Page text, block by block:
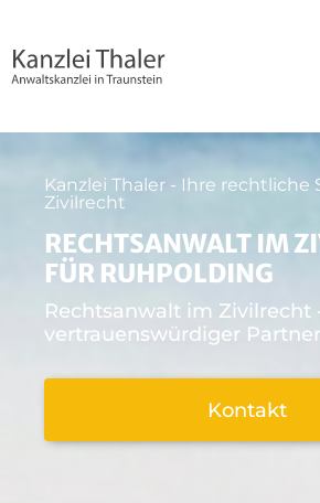
Kanzlei Thaler - Ihre rechtliche
Zivilrecht
RECHTSANWALT IM
FÜR RUHPOLDING
Rechtsanwalt im Zivilrecht
vertrauenswürdiger Partner
Kontakt